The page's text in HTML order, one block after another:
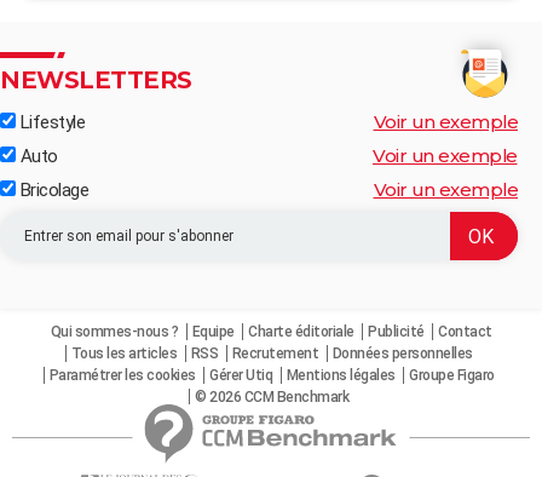
NEWSLETTERS
Lifestyle Voir un exemple
Auto Voir un exemple
Bricolage Voir un exemple
Qui sommes-nous ? Equipe Charte éditoriale Publicité
Contact
Tous les articles
RSS Recrutement
Données personnelles
Paramétrer les cookies
Gérer Utiq Mentions légales
Groupe Figaro
© 2026 CCM Benchmark